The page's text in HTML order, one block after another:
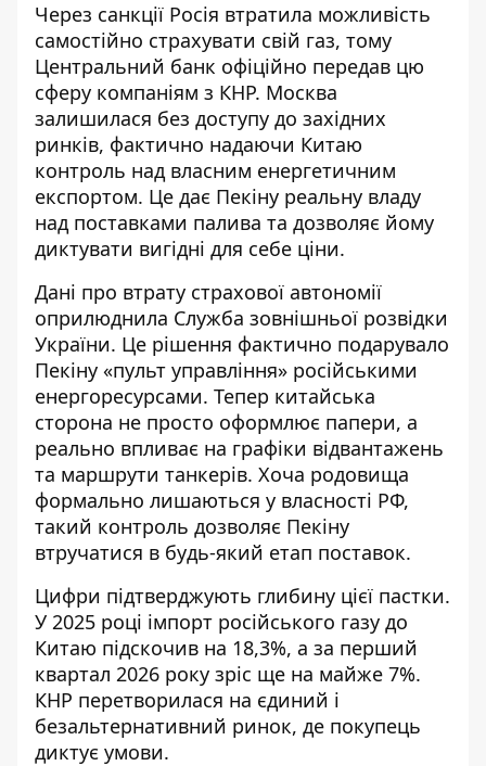
Через санкції Росія втратила можливість
самостійно страхувати свій газ, тому
Центральний банк офіційно передав цю
сферу компаніям з КНР. Москва
залишилася без доступу до західних
ринків, фактично надаючи Китаю
контроль над власним енергетичним
експортом. Це дає Пекіну реальну владу
над поставками палива та дозволяє йому
диктувати вигідні для себе ціни.
Дані про втрату страхової автономії
оприлюднила Служба зовнішньої розвідки
України. Це рішення фактично подарувало
Пекіну «пульт управління» російськими
енергоресурсами. Тепер китайська
сторона не просто оформлює папери, а
реально впливає на графіки відвантажень
та маршрути танкерів. Хоча родовища
формально лишаються у власності РФ,
такий контроль дозволяє Пекіну
втручатися в будь-який етап поставок.
Цифри підтверджують глибину цієї пастки.
У 2025 році імпорт російського газу до
Китаю підскочив на 18,3%, а за перший
квартал 2026 року зріс ще на майже 7%.
КНР перетворилася на єдиний і
безальтернативний ринок, де покупець
диктує умови.